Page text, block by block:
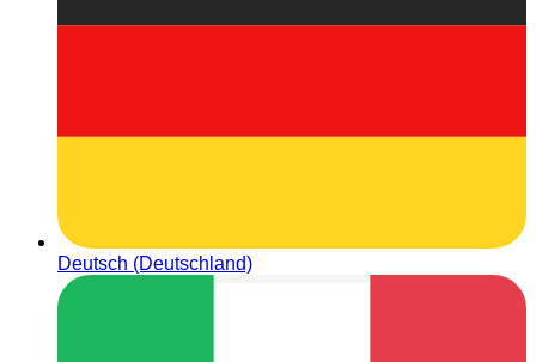
Deutsch (Deutschland)